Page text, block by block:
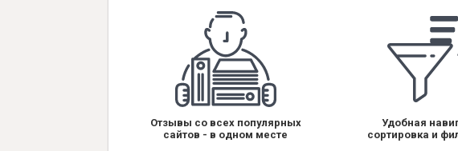
Отзывы со всех популярных
сайтов - в одном месте
Удобная
сортировка и